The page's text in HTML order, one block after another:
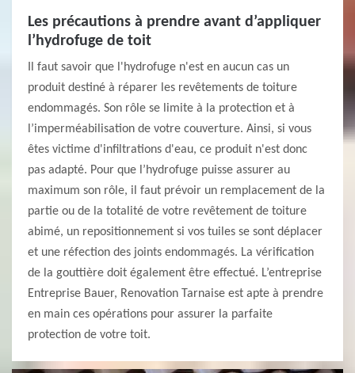
Les précautions à prendre avant d’appliquer
l’hydrofuge de toit
Il faut savoir que l'hydrofuge n'est en aucun cas un
produit destiné à réparer les revêtements de toiture
endommagés. Son rôle se limite à la protection et à
l’imperméabilisation de votre couverture. Ainsi, si vous
êtes victime d'infiltrations d'eau, ce produit n'est donc
pas adapté. Pour que l’hydrofuge puisse assurer au
maximum son rôle, il faut prévoir un remplacement de la
partie ou de la totalité de votre revêtement de toiture
abimé, un repositionnement si vos tuiles se sont déplacer
et une réfection des joints endommagés. La vérification
de la gouttière doit également être effectué. L’entreprise
Entreprise Bauer, Renovation Tarnaise est apte à prendre
en main ces opérations pour assurer la parfaite
protection de votre toit.